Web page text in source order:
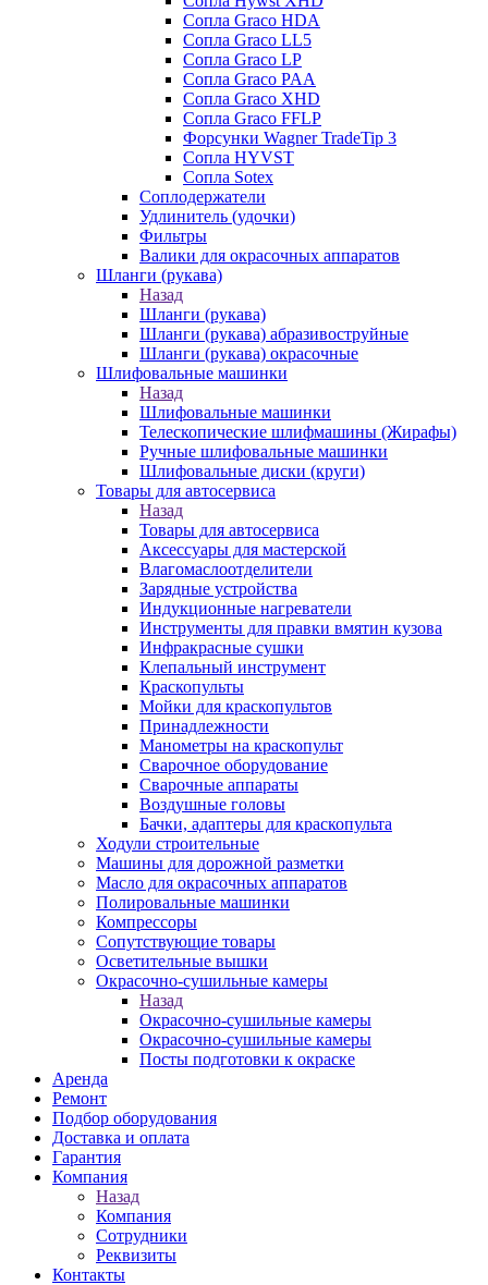
Сопла Graco HDA
Сопла Graco LL5
Сопла Graco LP
Сопла Graco PAA
Сопла Graco XHD
Сопла Graco FFLP
Форсунки Wagner TradeTip 3
Сопла HYVST
Сопла Sotex
Соплодержатели
Удлинитель (удочки)
Фильтры
Валики для окрасочных аппаратов
Шланги (рукава)
Назад
Шланги (рукава)
Шланги (рукава) абразивоструйные
Шланги (рукава) окрасочные
Шлифовальные машинки
Назад
Шлифовальные машинки
Телескопические шлифмашины (Жирафы)
Ручные шлифовальные машинки
Шлифовальные диски (круги)
Товары для автосервиса
Назад
Товары для автосервиса
Аксессуары для мастерской
Влагомаслоотделители
Зарядные устройства
Индукционные нагреватели
Инструменты для правки вмятин кузова
Инфракрасные сушки
Клепальный инструмент
Краскопульты
Мойки для краскопультов
Принадлежности
Манометры на краскопульт
Сварочное оборудование
Сварочные аппараты
Воздушные головы
Бачки, адаптеры для краскопульта
Ходули строительные
Машины для дорожной разметки
Масло для окрасочных аппаратов
Полировальные машинки
Компрессоры
Сопутствующие товары
Осветительные вышки
Окрасочно-сушильные камеры
Назад
Окрасочно-сушильные камеры
Окрасочно-сушильные камеры
Посты подготовки к окраске
Аренда
Ремонт
Подбор оборудования
Доставка и оплата
Гарантия
Компания
Назад
Компания
Сотрудники
Реквизиты
Контакты